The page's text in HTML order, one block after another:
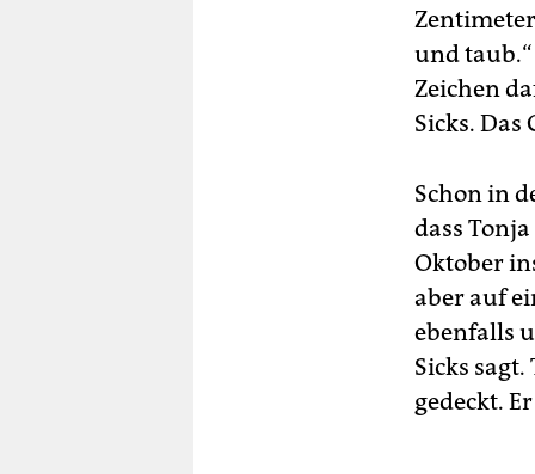
und
Zeichen
Sicks.
Schon in
dass
Oktober
aber auf
ebenfalls
Sicks
gedeckt.